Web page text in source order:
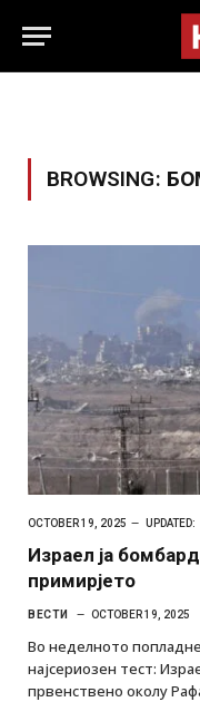
BROWSING:
OCTOBER 19, 2025 UPDATED:
Израел ја
примирјето
ВЕСТИ OCTOBER 19, 2025
Во неделното
најсериозен тест:
првенствено околу